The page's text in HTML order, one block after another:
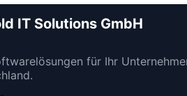
IT Solutions GmbH
für Ihr